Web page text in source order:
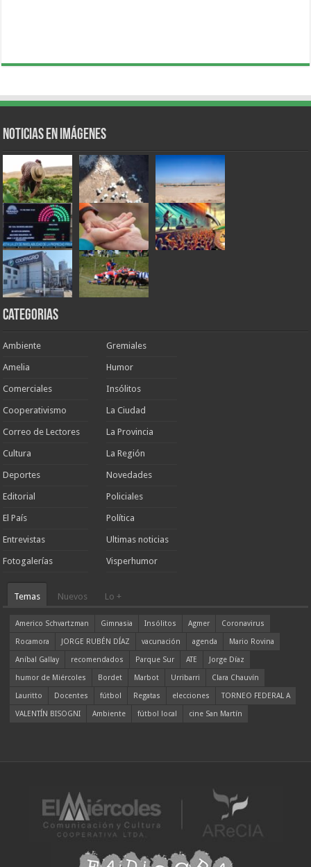
Noticias en Imágenes
Categorias
Ambiente
Amelia
Comerciales
Cooperativismo
Correo de Lectores
Cultura
Deportes
Editorial
El País
Entrevistas
Fotogalerías
Gremiales
Humor
Insólitos
La Ciudad
La Provincia
La Región
Novedades
Policiales
Política
Ultimas noticias
Visperhumor
Temas Nuevos Lo +
Americo Schvartzman Gimnasia Insólitos Agmer
Coronavirus
Rocamora
JORGE RUBÉN DÍAZ vacunación agenda
Mario Rovina
Aníbal Gallay
recomendados Parque Sur ATE
Jorge Díaz
humor de Miércoles
Bordet Marbot Urribarri
Clara Chauvín
Lauritto
Docentes fútbol Regatas elecciones
TORNEO FEDERAL A
VALENTÍN BISOGNI
Ambiente fútbol local cine San Martín